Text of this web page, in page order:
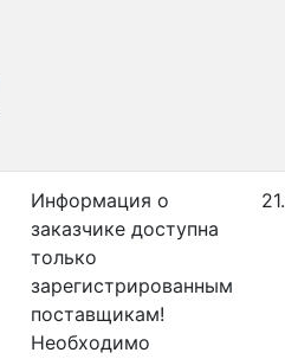
Информация о
заказчике доступна
только
зарегистрированным
поставщикам!
Необходимо